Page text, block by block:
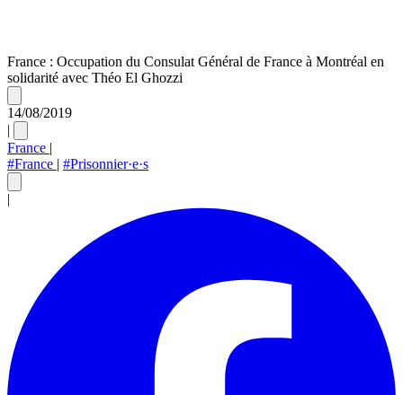
France : Occupation du Consulat Général de France à Montréal en
solidarité avec Théo El Ghozzi
14/08/2019
|
France |
#France | #Prisonnier·e·s
|